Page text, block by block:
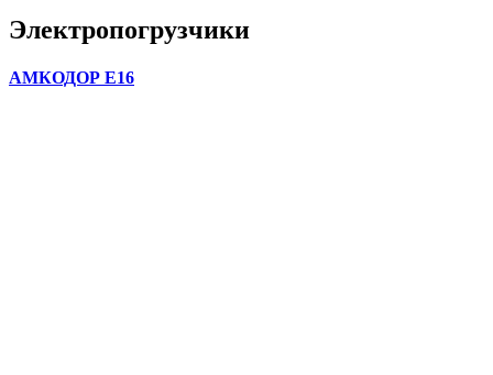
Электропогрузчики
АМКОДОР Е16